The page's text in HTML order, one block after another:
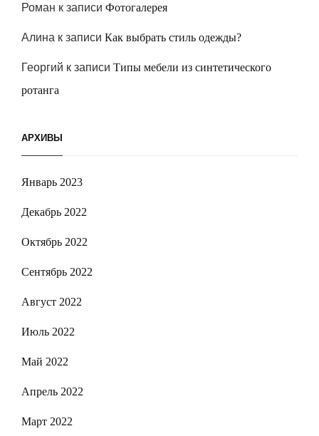
Роман к записи Фотогалерея
Алина к записи Как выбрать стиль одежды?
Георгий к записи Типы мебели из синтетического
ротанга
АРХИВЫ
Январь 2023
Декабрь 2022
Октябрь 2022
Сентябрь 2022
Август 2022
Июль 2022
Май 2022
Апрель 2022
Март 2022